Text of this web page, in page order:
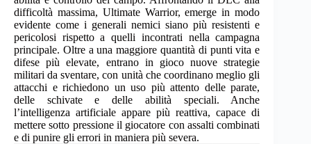
difficoltà massima, Ultimate Warrior, emerge in modo
evidente come i generali nemici siano più resistenti e
pericolosi rispetto a quelli incontrati nella campagna
principale. Oltre a una maggiore quantità di punti vita e
difese più elevate, entrano in gioco nuove strategie
militari da sventare, con unità che coordinano meglio gli
attacchi e richiedono un uso più attento delle parate,
delle schivate e delle abilità speciali. Anche
l’intelligenza artificiale appare più reattiva, capace di
mettere sotto pressione il giocatore con assalti combinati
e di punire gli errori in maniera più severa.